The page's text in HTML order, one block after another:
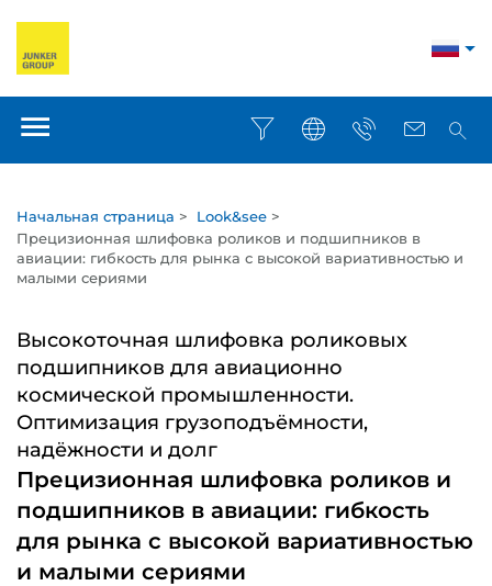
Начальная страница > Look&see >
Прецизионная шлифовка роликов и подшипников в
авиации: гибкость для рынка с высокой вариативностью и
малыми сериями
Высокоточная шлифовка роликовых
подшипников для авиационно
космической промышленности.
Оптимизация грузоподъёмности,
надёжности и долг
Прецизионная шлифовка роликов и
подшипников в авиации: гибкость
для рынка с высокой вариативностью
и малыми сериями